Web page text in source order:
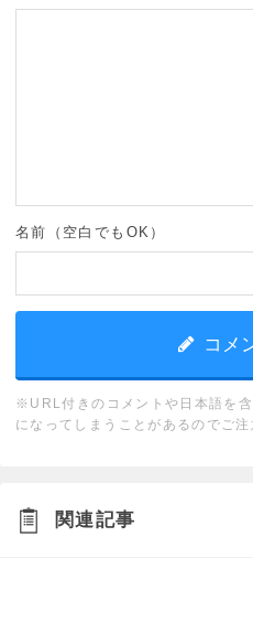
名前（空白でもOK）
※URL付きのコメントや日本語を
になってしまうことがあるのでご
関連記事